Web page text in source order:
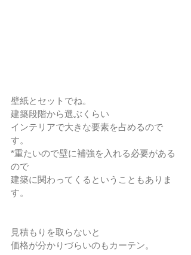
壁紙とセットでね。
建築段階から選ぶくらい
インテリアで大きな要素を占めるので
す。
*重たいので壁に補強を入れる必要がある
ので
建築に関わってくるということもありま
す。
見積もりを取らないと
価格が分かりづらいのもカーテン。